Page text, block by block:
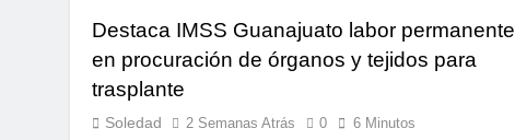
Destaca IMSS Guanajuato labor permanente
en procuración de órganos y tejidos para
trasplante
Soledad 2 Semanas Atrás 0 6 Minutos